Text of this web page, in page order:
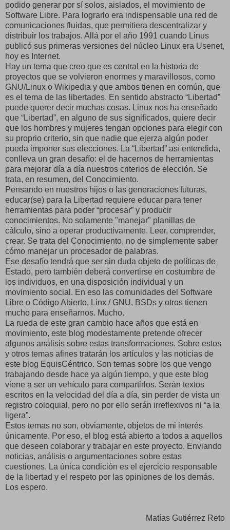
podido generar por sí solos, aislados, el movimiento de
Software Libre. Para lograrlo era indispensable una red de
comunicaciones fluidas, que permitiera descentralizar y
distribuir los trabajos. Allá por el año 1991 cuando Linus
publicó sus primeras versiones del núcleo Linux era Usenet,
hoy es Internet.
Hay un tema que creo que es central en la historia de
proyectos que se volvieron enormes y maravillosos, como
GNU/Linux o Wikipedia y que ambos tienen en común, que
es el tema de las libertades. En sentido abstracto “Libertad”
puede querer decir muchas cosas. Linux nos ha enseñado
que “Libertad”, en alguno de sus significados, quiere decir
que los hombres y mujeres tengan opciones para elegir con
su proprio criterio, sin que nadie que ejerza algún poder
pueda imponer sus elecciones. La “Libertad” así entendida,
conlleva un gran desafío: el de hacernos de herramientas
para mejorar día a día nuestros criterios de elección. Se
trata, en resumen, del Conocimiento.
Pensando en nuestros hijos o las generaciones futuras,
educar(se) para la Libertad requiere educar para tener
herramientas para poder “procesar” y producir
conocimientos. No solamente "manejar" planillas de
cálculo, sino a operar productivamente. Leer, comprender,
crear. Se trata del Conocimiento, no de simplemente saber
cómo manejar un procesador de palabras.
Ese desafío tendrá que ser sin duda objeto de políticas de
Estado, pero también deberá convertirse en costumbre de
los individuos, en una disposición individual y un
movimiento social. En eso las comunidades del Software
Libre o Código Abierto, Linx / GNU, BSDs y otros tienen
mucho para enseñarnos. Mucho.
La rueda de este gran cambio hace años que está en
movimiento, este blog modestamente pretende ofrecer
algunos análisis sobre estas transformaciones. Sobre estos
y otros temas afines tratarán los artículos y las noticias de
este blog EquisCéntrico. Son temas sobre los que vengo
trabajando desde hace ya algún tiempo, y que este blog
viene a ser un vehículo para compartirlos. Serán textos
escritos en la velocidad del día a día, sin perder de vista un
registro coloquial, pero no por ello serán irreflexivos ni “a la
ligera”.
Estos temas no son, obviamente, objetos de mi interés
únicamente. Por eso, el blog está abierto a todos a aquellos
que deseen colaborar y trabajar en este proyecto. Enviando
noticias, análisis o argumentaciones sobre estas
cuestiones. La única condición es el ejercicio responsable
de la libertad y el respeto por las opiniones de los demás.
Los espero.
Matías Gutiérrez Reto